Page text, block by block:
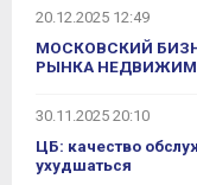
20.12.2025 12:49
МОСКОВСКИЙ
РЫНКА
30.11.2025 20:10
ЦБ: качество
ухудшаться